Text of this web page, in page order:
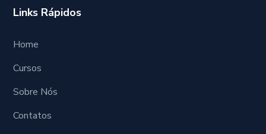
Links Rápidos
Home
Cursos
Sobre Nós
Contatos